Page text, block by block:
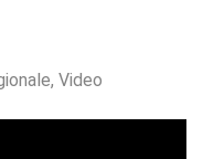
, Video